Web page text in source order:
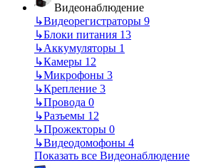
Видеонаблюдение
↳Видеорегистраторы 9
↳Блоки питания 13
↳Аккумуляторы 1
↳Камеры 12
↳Микрофоны 3
↳Крепление 3
↳Провода 0
↳Разъемы 12
↳Прожекторы 0
↳Видеодомофоны 4
Показать все Видеонаблюдение